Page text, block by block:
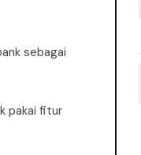
sebagai
pakai fitur